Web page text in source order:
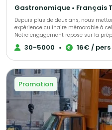
Gastronomique • Français
Depuis plus de deux ans, nous
expérience culinaire mémorable à
Notre engagement repose sur la
majoritairement sélectionnés
garantir une qualité irréprochable.
30-5000 • 16€ /
Promotion